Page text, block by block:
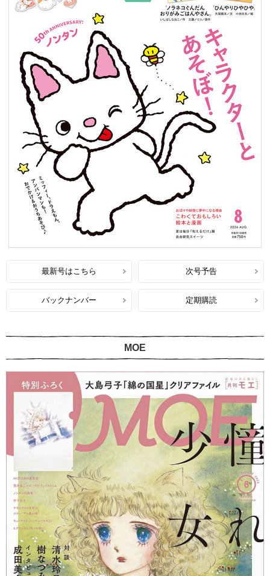
最新号はこちら 次号予告
バックナンバー 定期購読
MOE